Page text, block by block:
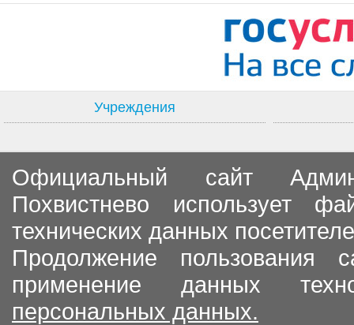
Учреждения
Официальный сайт
Похвистнево использует
технических данных
Продолжение пользования
применение данных
персональных данных.